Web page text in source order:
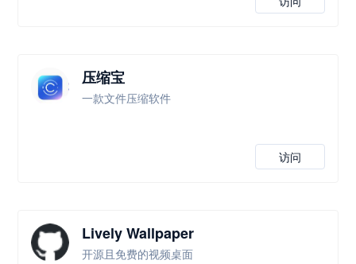
压缩宝
一款文件压缩软件
访问
Lively Wallpaper
开源且免费的视频桌面